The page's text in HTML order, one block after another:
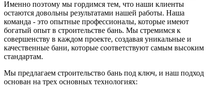
Именно поэтому мы гордимся тем, что наши клиенты
остаются довольны результатами нашей работы. Наша
команда - это опытные профессионалы, которые имеют
богатый опыт в строительстве бань. Мы стремимся к
совершенству в каждом проекте, создавая уникальные и
качественные бани, которые соответствуют самым высоким
стандартам.
Мы предлагаем строительство бань под ключ, и наш подход
основан на трех основных технологиях: